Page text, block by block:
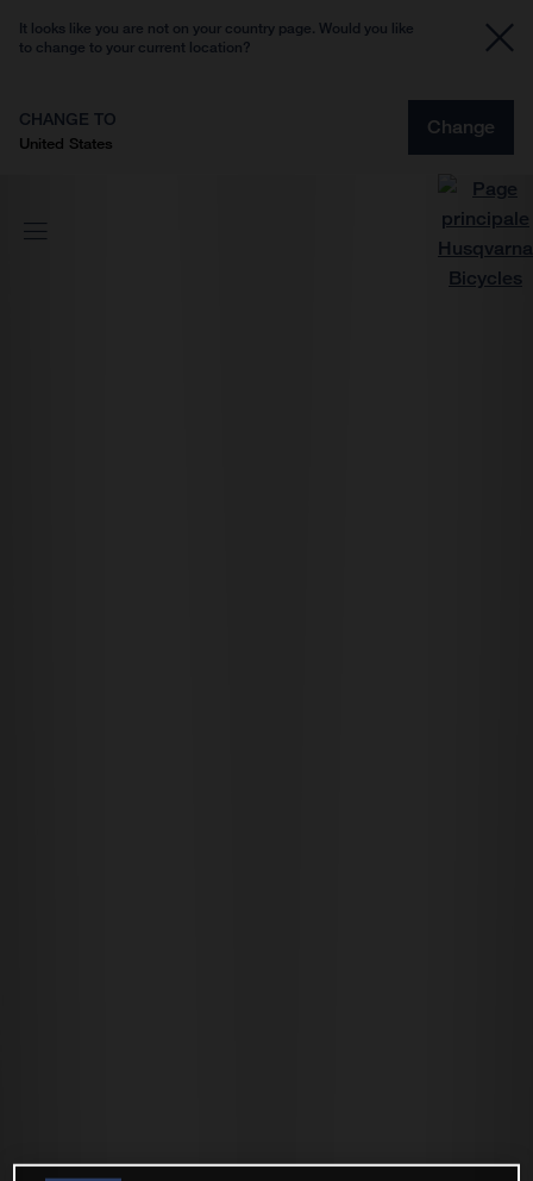
It looks like you are not on your country page. Would you like
to change to your current location?
CHANGE TO
United States
Change